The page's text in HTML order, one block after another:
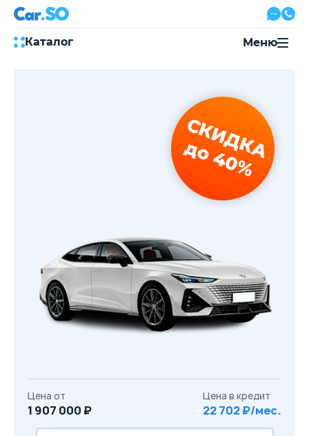
Каталог
с 08:00 по 20:00, без выходных
Привольная улица, 2, к5
Перезвоните мне
Меню
СКИДКА
до 40%
Цена от
1 907 000 ₽
Цена в кредит
22 702 ₽/мес.